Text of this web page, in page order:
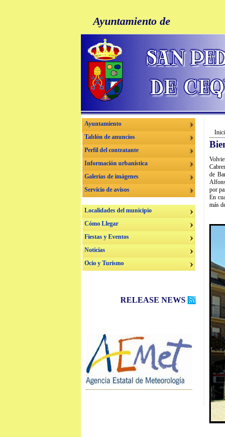
Ayuntamiento de
Ayuntamiento
Tablón de anuncios
Perfil del contratante
Información urbanística
Galerías de imágenes
Servicio de avisos
Localidades del municipio
Cómo Llegar
Fiestas y Eventos
Noticias
Ocio y Turismo
RELEASE NEWS
de
por
En
más